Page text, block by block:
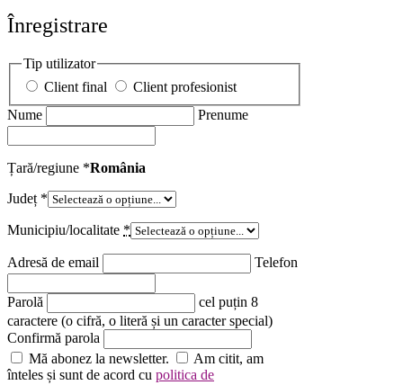
Înregistrare
Tip utilizator
Client final
Client profesionist
Nume
Prenume
Țară/regiune *România
Județ *
Municipiu/localitate *
Adresă de email Telefon
Parolă
cel puțin 8
caractere (o cifră, o literă și un caracter special)
Confirmă parola
Mă abonez la newsletter.
Am citit, am
înteles și sunt de acord cu politica de